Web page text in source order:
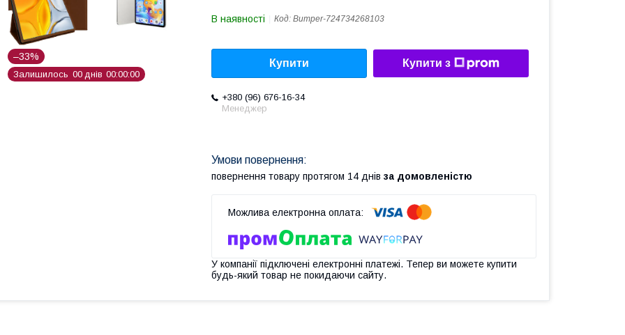
–33%
Залишилось 00 днів 00 00 00
В наявності Код: Bumper-724734268103
Купити Купити з
+380 (96) 676-16-34
Менеджер
повернення товару протягом 14 днів за домовленістю
У компанії підключені електронні платежі. Тепер ви можете купити
будь-який товар не покидаючи сайту.